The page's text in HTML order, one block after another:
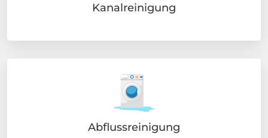
Kanalreinigung
Abflussreinigung